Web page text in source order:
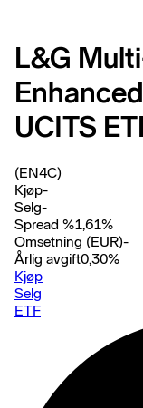
L&G
UCITS
(EN4C)
Kjøp-
Selg-
Spread %1,61%
Omsetning (EUR)-
Årlig avgift0,30%
Kjøp
Selg
ETF